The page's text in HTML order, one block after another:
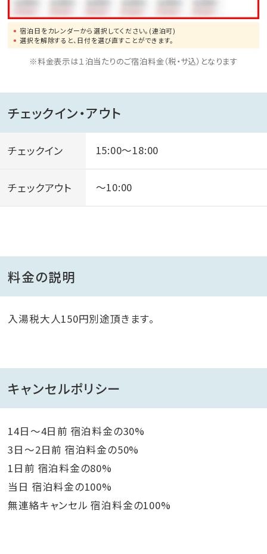
宿泊日をカレンダーから選択してください。(連泊可)
選択を解除すると、日付を選び直すことができます。
※料金表示は１泊当たりのご宿泊料金（税・サ込）となります
チェックイン・アウト
チェックイン 15:00～18:00
チェックアウト ～10:00
料金の説明
入湯税大人150円別途頂きます。
キャンセルポリシー
14日～4日前 宿泊料金の30%
3日～2日前 宿泊料金の50%
1日前 宿泊料金の80%
当日 宿泊料金の100%
無連絡キャンセル 宿泊料金の100%